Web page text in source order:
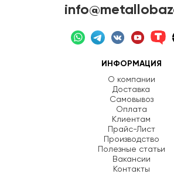
ИНФОРМАЦИЯ
О компании
Доставка
Самовывоз
Оплата
Клиентам
Прайс-Лист
Производство
Полезные статьи
Вакансии
Контакты